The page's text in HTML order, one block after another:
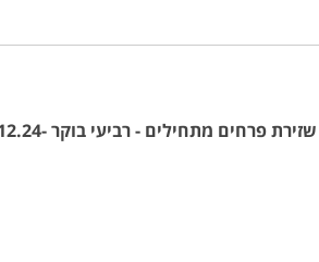
פרחים מתחילים - רביעי בוקר -26.12.24